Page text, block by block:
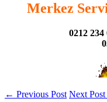
Merkez
0212 234
← Previous Post Next Post